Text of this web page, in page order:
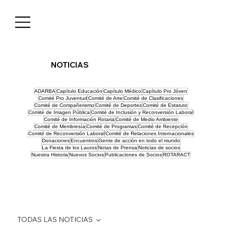
NOTICIAS
TODAS LAS NOTICIAS
ADARBA Capítulo Educación Capítulo Médico Capítulo Pro Jóven
Comité Pro Juventud Comité de Arte Comité de Clasificaciones
Comité de CompañerismoComité de DeportesComité de Estatuto
Comité de Imagen Pública Comité de Inclusión y Reconversión Laboral
Comité de Información Rotaria Comité de Medio Ambiente
Comité de Membresía Comité de ProgramasComité de Recepción
Comité de Reconversión LaboralComité de Relaciones Internacionales
DonacionesEncuentrosGente de acción en todo el mundo
La Fiesta de los LaurosNotas de Prensa Noticias de socios
Nuestra Historia Nuevos Socios Publicaciones de Socios ROTARACT